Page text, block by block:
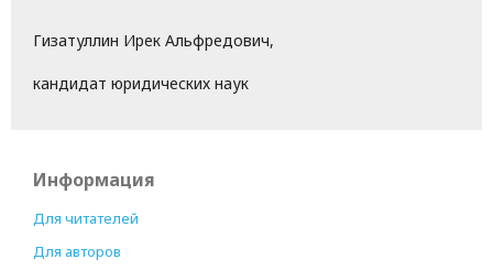
Гизатуллин Ирек Альфредович,
кандидат юридических наук
Информация
Для читателей
Для авторов